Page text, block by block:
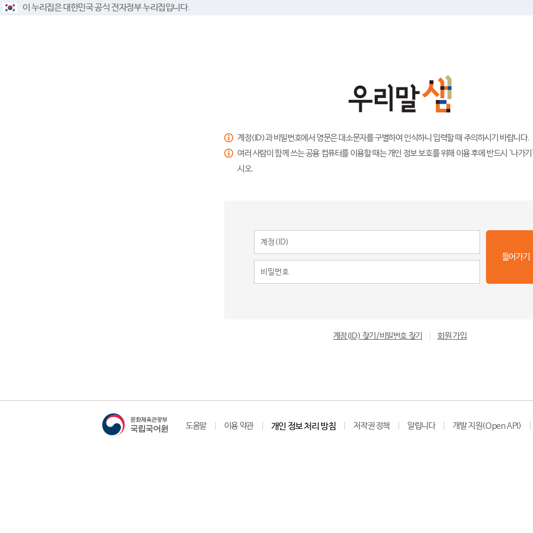
이 누리집은 대한민국 공식 전자정부 누리집입니다.
계정(ID)과 비밀번호에서 영문은 대소문자를 구별하여 인식하니 입력할 때 주의하시기 바랍니다.
여러 사람이 함께 쓰는 공용 컴퓨터를 이용할 때는 개인 정보 보호를 위해 이용 후에 반드시 '나가
시오.
들어가기
계정(ID) 찾기/비밀번호 찾기 회원 가입
도움말 이용 약관 개인 정보 처리 방침 저작권 정책 알립니다 개발 지원(Open API)